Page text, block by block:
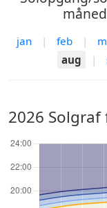
jan | feb |
aug
|
2026